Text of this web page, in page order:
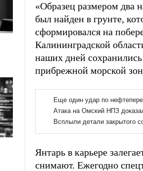
«Образец размером два
был найден в грунте,
сформировался на
Калининградской
наших дней
прибрежной морской
Янтарь в карьере
снимают. Ежегодно